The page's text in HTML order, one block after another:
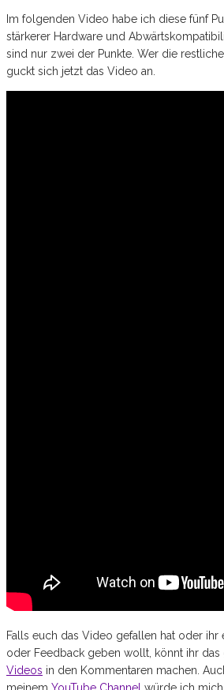
Im folgenden Video habe ich diese fünf
stärkerer Hardware und
sind nur zwei der Punkte. Wer die
guckt sich jetzt das Video an.
Falls euch das Video gefallen hat oder ihr
oder Feedback geben wollt, könnt ihr das
Videos in den Kommentaren machen.
meinem YouTube Channel würde ich mich